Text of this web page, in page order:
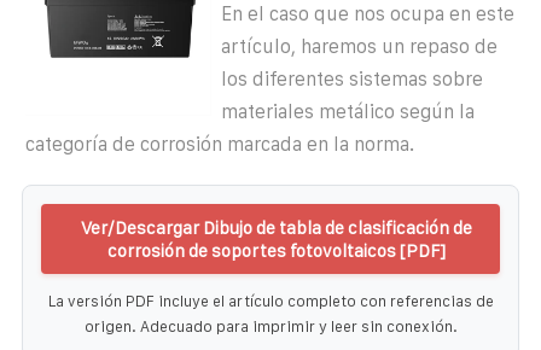
En el caso que nos ocupa en este
artículo, haremos un repaso de
los diferentes sistemas sobre
materiales metálico según la
categoría de corrosión marcada en la norma.
Ver/Descargar Dibujo de tabla de clasificación de
corrosión de soportes fotovoltaicos [PDF]
La versión PDF incluye el artículo completo con referencias de
origen. Adecuado para imprimir y leer sin conexión.